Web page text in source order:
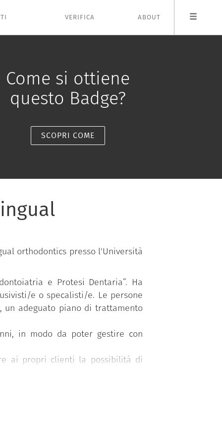
VERIFICA ABOUT
Come si ottiene
questo Badge?
SCOPRI COME
orthodontics presso l'Università
e Protesi Dentaria”. Ha
e o specalisti/e. Le persone
adeguato piano di trattamento
in modo da poter gestire con
ai propri clienti la possibilità di
vantaggioso, è una delle più
storiche della tecnica e tutte le
linguale WIN. È data
fasi di terapia.